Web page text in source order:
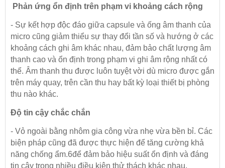
Phản ứng ổn định trên phạm vi khoảng cách rộng
- Sự kết hợp độc đáo giữa capsule và ống âm thanh của
micro cũng giảm thiểu sự thay đổi tần số và hướng ở các
khoảng cách ghi âm khác nhau, đảm bảo chất lượng âm
thanh cao và ổn định trong phạm vi ghi âm rộng nhất có
thể. Âm thanh thu được luôn tuyệt vời dù micro được gắn
trên máy quay, trên cần thu hay bất kỳ loại thiết bị phòng
thu nào khác.
Độ tin cậy chắc chắn
- Vỏ ngoài bằng nhôm gia công vừa nhẹ vừa bền bỉ. Các
biện pháp cũng đã được thực hiện để tăng cường khả
năng chống ẩm.6để đảm bảo hiệu suất ổn định và đáng
tin cậy trong nhiều điều kiện thử thách khác nhau.